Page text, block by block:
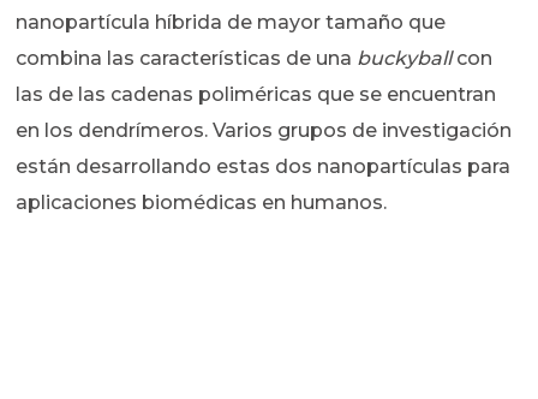
nanopartícula híbrida de mayor tamaño que
combina las características de una buckyballcon
las de las cadenas poliméricas que se encuentran
en los dendrímeros. Varios grupos de investigación
están desarrollando estas dos nanopartículas para
aplicaciones biomédicas en humanos.